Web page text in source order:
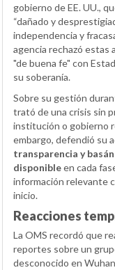
gobierno de EE. UU.,
“dañado y
independencia y
agencia rechazó estas
"de buena fe" con
su soberanía.
Sobre su gestión
trató de una crisis sin
institución o gobierno
embargo, defendió su
transparencia y
disponibleen cada
información relevante
inicio.
Reacciones
La OMS recordó que
reportes sobre un
desconocido en